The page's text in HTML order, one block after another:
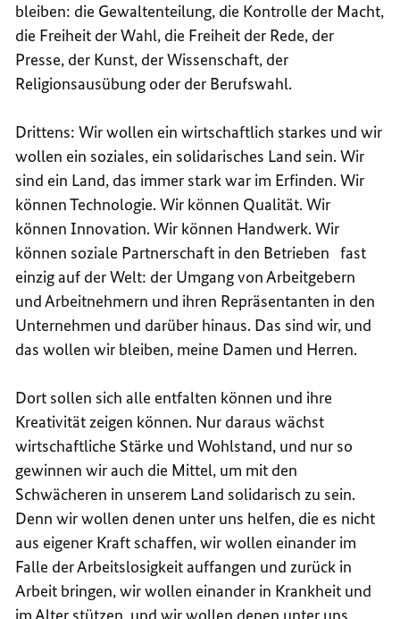
bleiben: die Gewaltenteilung, die Kontrolle der Macht,
die Freiheit der Wahl, die Freiheit der Rede, der
Presse, der Kunst, der Wissenschaft, der
Religionsausübung oder der Berufswahl.
Drittens: Wir wollen ein wirtschaftlich starkes und wir
wollen ein soziales, ein solidarisches Land sein. Wir
sind ein Land, das immer stark war im Erfinden. Wir
können Technologie. Wir können Qualität. Wir
können Innovation. Wir können Handwerk. Wir
können soziale Partnerschaft in den Betrieben fast
einzig auf der Welt: der Umgang von Arbeitgebern
und Arbeitnehmern und ihren Repräsentanten in den
Unternehmen und darüber hinaus. Das sind wir, und
das wollen wir bleiben, meine Damen und Herren.
Dort sollen sich alle entfalten können und ihre
Kreativität zeigen können. Nur daraus wächst
wirtschaftliche Stärke und Wohlstand, und nur so
gewinnen wir auch die Mittel, um mit den
Schwächeren in unserem Land solidarisch zu sein.
Denn wir wollen denen unter uns helfen, die es nicht
aus eigener Kraft schaffen, wir wollen einander im
Falle der Arbeitslosigkeit auffangen und zurück in
Arbeit bringen, wir wollen einander in Krankheit und